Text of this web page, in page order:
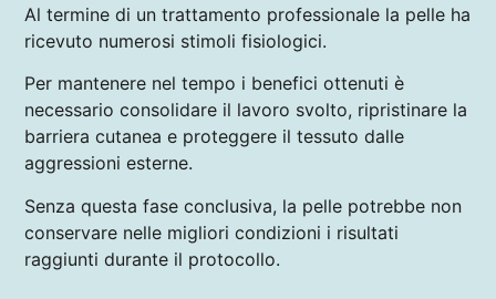
Al termine di un trattamento professionale la pelle ha
ricevuto numerosi stimoli fisiologici.
Per mantenere nel tempo i benefici ottenuti è
necessario consolidare il lavoro svolto, ripristinare la
barriera cutanea e proteggere il tessuto dalle
aggressioni esterne.
Senza questa fase conclusiva, la pelle potrebbe non
conservare nelle migliori condizioni i risultati
raggiunti durante il protocollo.